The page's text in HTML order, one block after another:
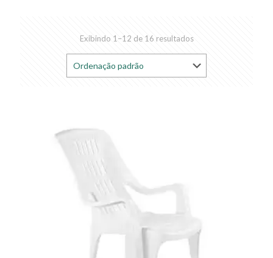
Exibindo 1–12 de 16 resultados